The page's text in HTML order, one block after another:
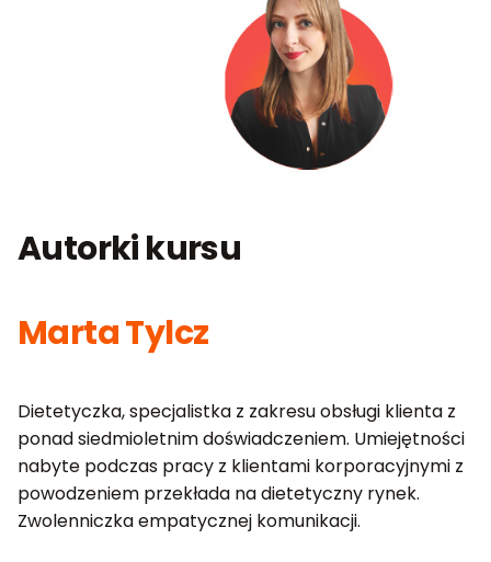
Autorki kursu
Marta Tylcz
Dietetyczka, specjalistka z zakresu obsługi klienta z
ponad siedmioletnim doświadczeniem. Umiejętności
nabyte podczas pracy z klientami korporacyjnymi z
powodzeniem przekłada na dietetyczny rynek.
Zwolenniczka empatycznej komunikacji.